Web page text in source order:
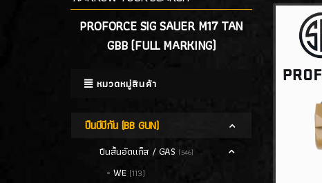
PROFORCE SIG SAUER M17 TAN
GBB (FULL MARKING)
หมวดหมู่สินค้า
ปืนบีบีกัน (BB GUN)
ปืนสั้นอัดแก็ส / GAS (546)
- WE (113)